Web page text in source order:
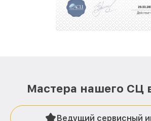
стараемся каждый день делать
Мастера нашего СЦ
Ведущий сервисный